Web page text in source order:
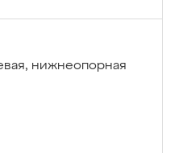
нижнеопорная